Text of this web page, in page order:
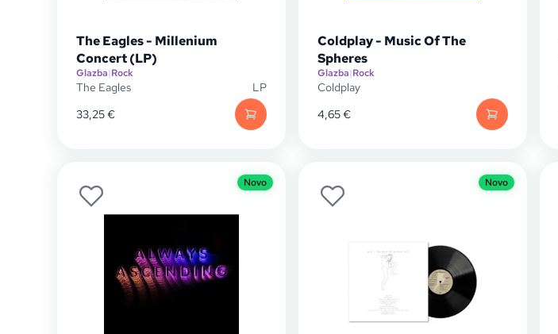
The Eagles - Millenium
Concert (LP)
Glazba|Rock
The Eagles
LP
33,25€
Coldplay - Music Of The
Spheres
Glazba|Rock
Coldplay
4,65€
Novo Novo